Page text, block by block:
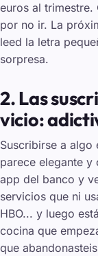
euros al
por no ir. La
leed la letra
sorpresa.
2. Las
vicio:
Suscribirse a
parece elegante y
app del banco y
servicios que ni
HBO... y luego
cocina que
que